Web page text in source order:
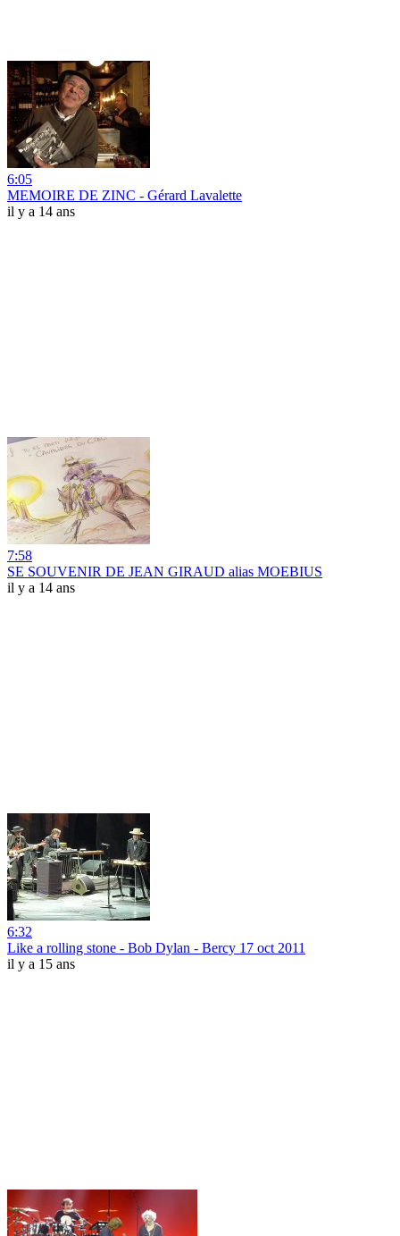
6:05
MEMOIRE DE ZINC - Gérard Lavalette
il y a 14 ans
7:58
SE SOUVENIR DE JEAN GIRAUD alias MOEBIUS
il y a 14 ans
6:32
Like a rolling stone - Bob Dylan - Bercy 17 oct 2011
il y a 15 ans